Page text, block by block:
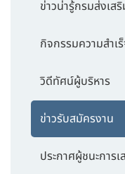
ข่าวน่ารู้กรมส่งเ
กิจกรรมความสำ
วิดีทัศน์ผู้บริหาร
ข่าวรับสมัครงาน
ประกาศผู้ชนะการเ